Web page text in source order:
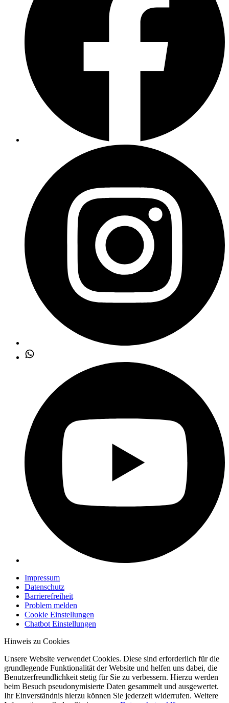
Impressum
Datenschutz
Barrierefreiheit
Problem melden
Cookie Einstellungen
Chatbot Einstellungen
Hinweis zu Cookies
Unsere Website verwendet Cookies. Diese sind erforderlich für die
grundlegende Funktionalität der Website und helfen uns dabei, die
Benutzerfreundlichkeit stetig für Sie zu verbessern. Hierzu werden
beim Besuch pseudonymisierte Daten gesammelt und ausgewertet.
Ihr Einverständnis hierzu können Sie jederzeit widerrufen. Weitere